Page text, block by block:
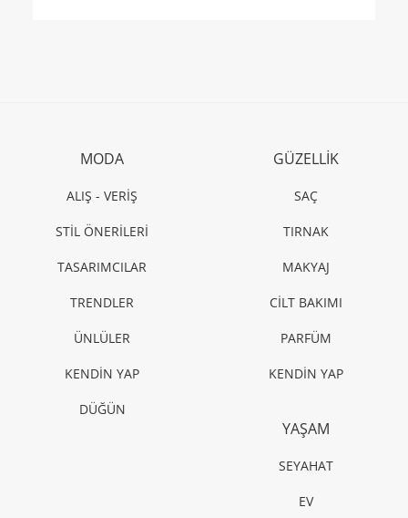
MODA
ALIŞ - VERİŞ
STİL ÖNERİLERİ
TASARIMCILAR
TRENDLER
ÜNLÜLER
KENDİN YAP
DÜĞÜN
GÜZELLİK
SAÇ
TIRNAK
MAKYAJ
CİLT BAKIMI
PARFÜM
KENDİN YAP
YAŞAM
SEYAHAT
EV